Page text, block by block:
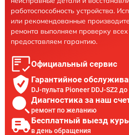
работоспособность устройства.
или рекомендованные
ремонта выполняем проверку
предоставляем гарантию.
Официальный сервис
Гарантийное
DJ-пульта Pioneer DDJ-SZ2 до
Диагностика за наш
ремонт по желанию
Бесплатный выезд
в день обращения